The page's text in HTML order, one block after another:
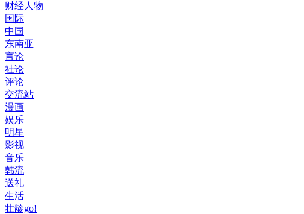
财经人物
国际
中国
东南亚
言论
社论
评论
交流站
漫画
娱乐
明星
影视
音乐
韩流
送礼
生活
壮龄go!